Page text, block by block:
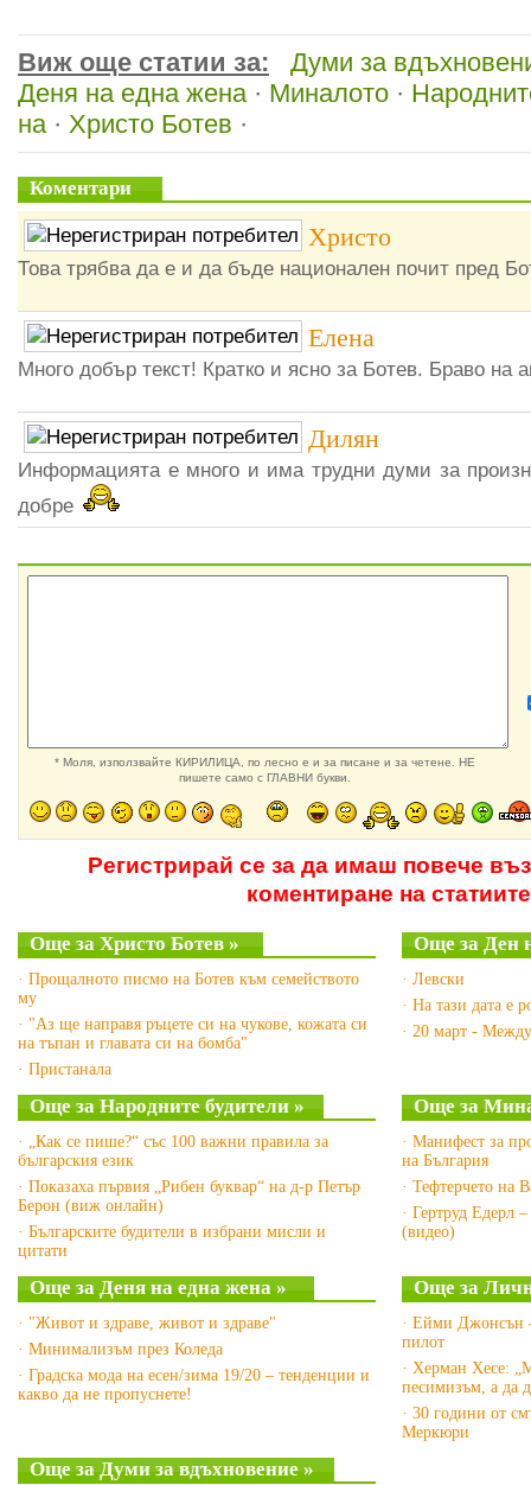
Виж още статии за:
Думи за
Деня на една жена· Миналото ·
на· Христо Ботев ·
Коментари
Христо
Това трябва да е и да бъде национален почит пред
Елена
Много добър текст! Кратко и ясно за Ботев. Браво на
Дилян
Информацията е много и има трудни думи за
добре
* Моля, използвайте КИРИЛИЦА, по лесно е и за писане и за четене. НЕ
пишете само с ГЛАВНИ букви.
Регистрирай се за да имаш повече
коментиране на статиите
Още за Христо Ботев »
· Прощалното писмо на Ботев към семейството
му
· "Аз ще направя ръцете си на чукове, кожата си
на тъпан и главата си на бомба"
· Пристанала
Още за Ден
· Левски
· На тази дата е
· 20 март -
Още за Народните будители »
· „Как се пише?“ със 100 важни правила за
българския език
· Показаха първия „Рибен буквар“ на д-р Петър
Берон (виж онлайн)
· Българските будители в избрани мисли и
цитати
Още за
· Манифест за
на България
· Тефтерчето на
· Гертруд Едерл
(видео)
Още за Деня на една жена »
· "Живот и здраве, живот и здраве"
· Минимализъм през Коледа
· Градска мода на есен/зима 19/20 – тенденции и
какво да не пропуснете!
Още за
· Ейми Джонсън -
пилот
· Херман Хесе:
песимизъм, а да
· 30 години от
Меркюри
Още за Думи за вдъхновение »